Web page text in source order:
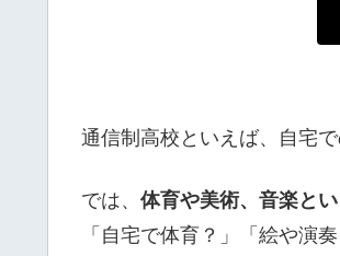
通信制高校といえば、自宅
では、 体育や美術、音楽と
「自宅で体育？」「絵や演